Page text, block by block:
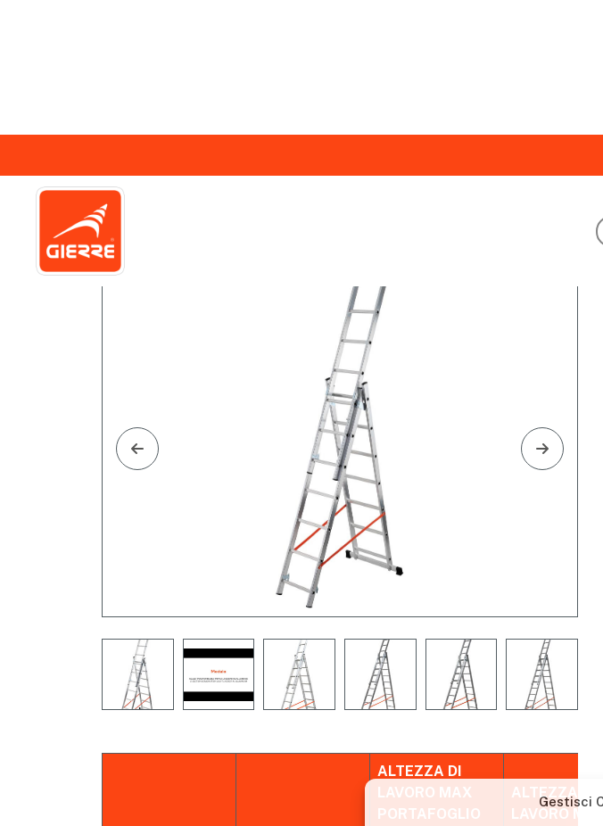
Gestisci
Per fornire le migliori esperienze,
tecnologie ci permetterà di elaborare
ID unici su questo sito. Non acconsentire
negativamente su alcune caratteristiche e
Gestisci servizi
Modula Scala trasformabile tripla leggera
ALTEZZA DI
LAVORO MAX
PORTAFOGLIO
ALTEZZA DI
LAVORO MAX